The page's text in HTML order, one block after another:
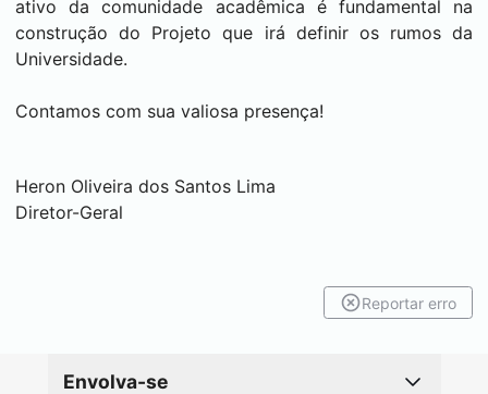
ativo da comunidade acadêmica é fundamental na
construção do Projeto que irá definir os rumos da
Universidade.
Contamos com sua valiosa presença!
Heron Oliveira dos Santos Lima
Diretor-Geral
Reportar erro
Envolva-se